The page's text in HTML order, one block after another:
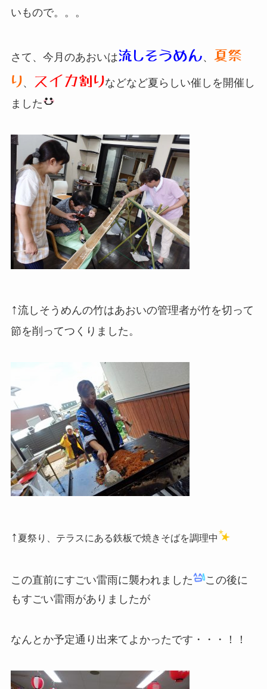
いもので。。。
さて、今月のあおいは流しそうめん、 夏祭
り、 スイカ割りなどなど夏らしい催しを開催し
ました
↑流しそうめんの竹はあおいの管理者が竹を切って
節を削ってつくりました。
↑ 夏祭り、テラスにある鉄板で焼きそばを調理中
この直前にすごい雷雨に襲われました
この後に
もすごい雷雨がありましたが
なんとか予定通り出来てよかったです・・・！！